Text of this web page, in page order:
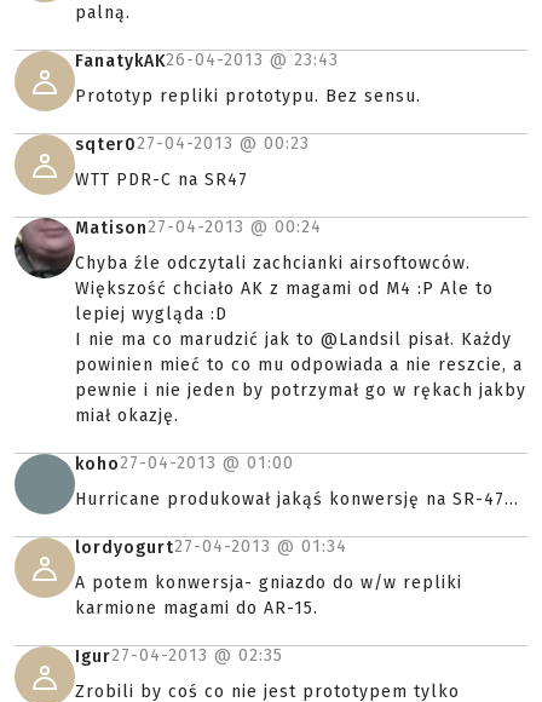
palną.
FanatykAK26-04-2013 @ 23:43
Prototyp repliki prototypu. Bez sensu.
sqter027-04-2013 @ 00:23
WTT PDR-C na SR47
Matison27-04-2013 @ 00:24
Chyba źle odczytali zachcianki airsoftowców.
Większość chciało AK z magami od M4 :P Ale to
lepiej wygląda :D
I nie ma co marudzić jak to @Landsil pisał. Każdy
powinien mieć to co mu odpowiada a nie reszcie, a
pewnie i nie jeden by potrzymał go w rękach jakby
miał okazję.
koho27-04-2013 @ 01:00
Hurricane produkował jakąś konwersję na SR-47...
lordyogurt27-04-2013 @ 01:34
A potem konwersja- gniazdo do w/w repliki
karmione magami do AR-15.
Igur27-04-2013 @ 02:35
Zrobili by coś co nie jest prototypem tylko